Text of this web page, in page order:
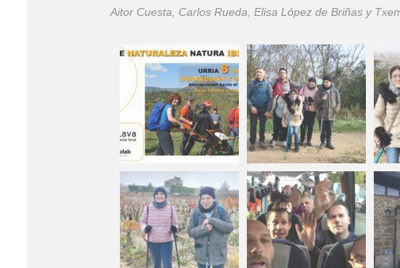
Aitor Cuesta, Carlos Rueda, Elisa López de Briñas y